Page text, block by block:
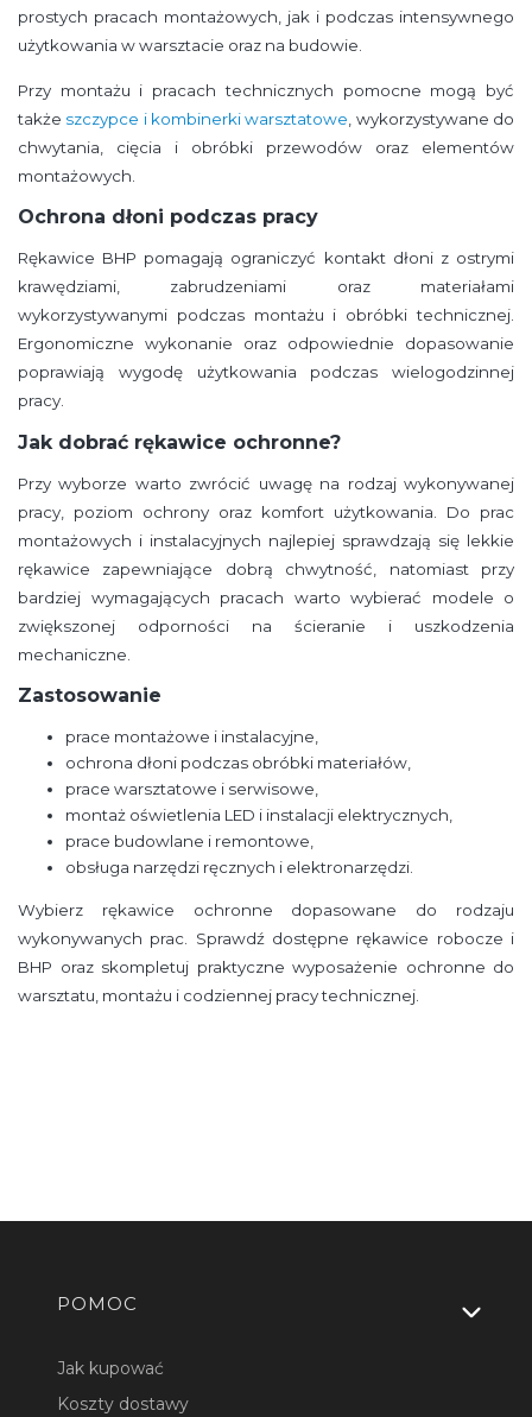
prostych pracach montażowych, jak i podczas intensywnego
użytkowania w warsztacie oraz na budowie.
Przy montażu i pracach technicznych pomocne mogą być
także szczypce i kombinerki warsztatowe , wykorzystywane do
chwytania, cięcia i obróbki przewodów oraz elementów
montażowych.
Ochrona dłoni podczas pracy
Rękawice BHP pomagają ograniczyć kontakt dłoni z ostrymi
krawędziami, zabrudzeniami oraz materiałami
wykorzystywanymi podczas montażu i obróbki technicznej.
Ergonomiczne wykonanie oraz odpowiednie dopasowanie
poprawiają wygodę użytkowania podczas wielogodzinnej
pracy.
Jak dobrać rękawice ochronne?
Przy wyborze warto zwrócić uwagę na rodzaj wykonywanej
pracy, poziom ochrony oraz komfort użytkowania. Do prac
montażowych i instalacyjnych najlepiej sprawdzają się lekkie
rękawice zapewniające dobrą chwytność, natomiast przy
bardziej wymagających pracach warto wybierać modele o
zwiększonej odporności na ścieranie i uszkodzenia
mechaniczne.
Zastosowanie
prace montażowe i instalacyjne,
ochrona dłoni podczas obróbki materiałów,
prace warsztatowe i serwisowe,
montaż oświetlenia LED i instalacji elektrycznych,
prace budowlane i remontowe,
obsługa narzędzi ręcznych i elektronarzędzi.
Wybierz rękawice ochronne dopasowane do rodzaju
wykonywanych prac. Sprawdź dostępne rękawice robocze i
BHP oraz skompletuj praktyczne wyposażenie ochronne do
warsztatu, montażu i codziennej pracy technicznej.
Linki w stopce
POMOC
Jak kupować
Koszty dostawy